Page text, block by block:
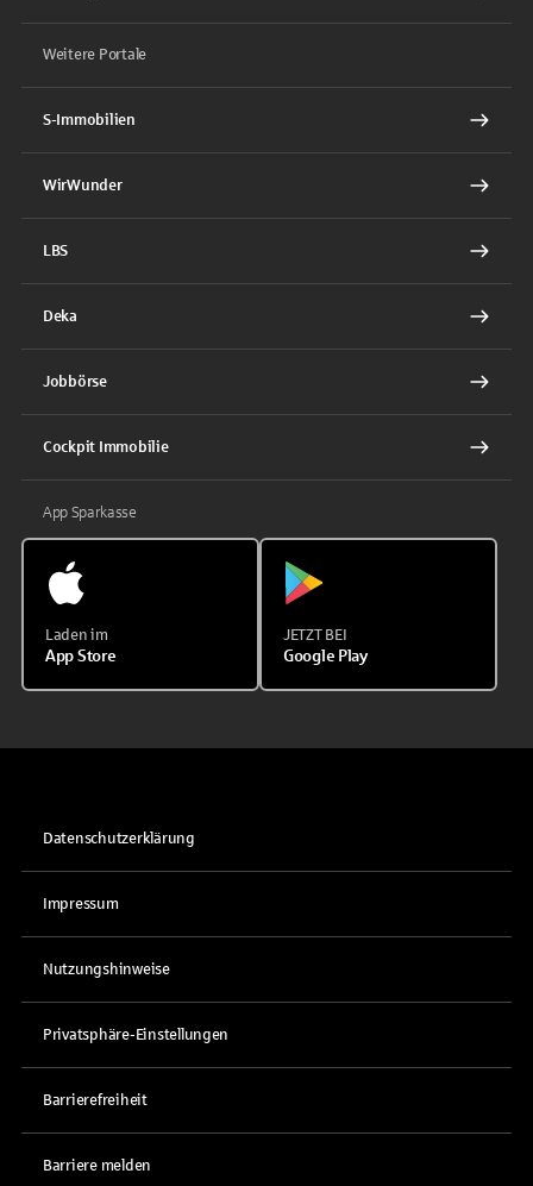
Weitere Portale
S-Immobilien
WirWunder
LBS
Deka
Jobbörse
Cockpit Immobilie
App Sparkasse
Laden im
App Store
JETZT BEI
Google Play
Datenschutzerklärung
Impressum
Nutzungshinweise
Privatsphäre-Einstellungen
Barrierefreiheit
Barriere melden